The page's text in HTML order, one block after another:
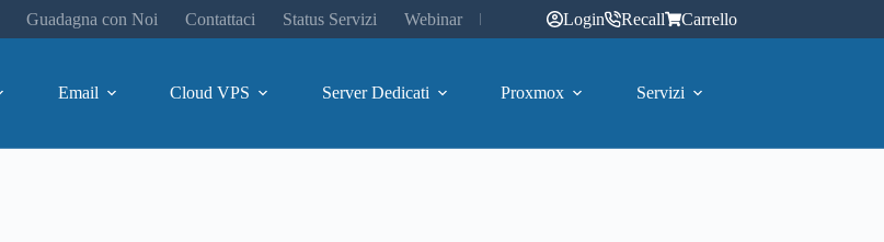
Guadagna con Noi Contattaci Status Servizi Webinar Login Recall Carrello
Email Cloud VPS Server Dedicati Proxmox Servizi